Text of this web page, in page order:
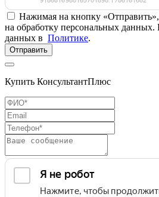
Нажимая на кнопку
на обработку персональных данных.
данных в Политике.
Отправить
Купить КонсультантПлюс